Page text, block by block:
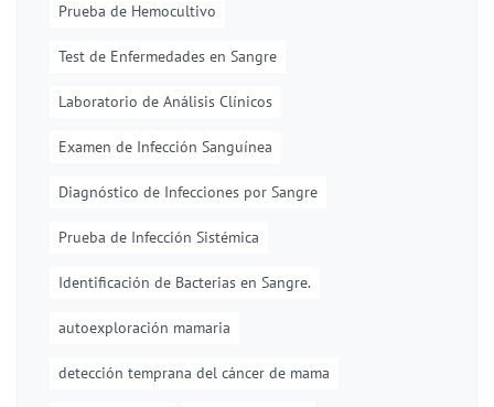
Prueba de Hemocultivo
Test de Enfermedades en Sangre
Laboratorio de Análisis Clínicos
Examen de Infección Sanguínea
Diagnóstico de Infecciones por Sangre
Prueba de Infección Sistémica
Identificación de Bacterias en Sangre.
autoexploración mamaria
detección temprana del cáncer de mama